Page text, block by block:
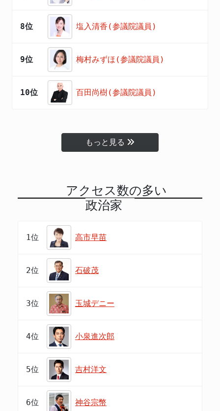
8位 塩入清香(参議院議員)
9位 梅村みずほ(参議院議員)
10位 百田尚樹(参議院議員)
もっと見る
アクセス数の多い
政治家
1位 高市早苗
2位 石破茂
3位 玉城デニー
4位 小泉進次郎
5位 吉村洋文
6位 神谷宗幣